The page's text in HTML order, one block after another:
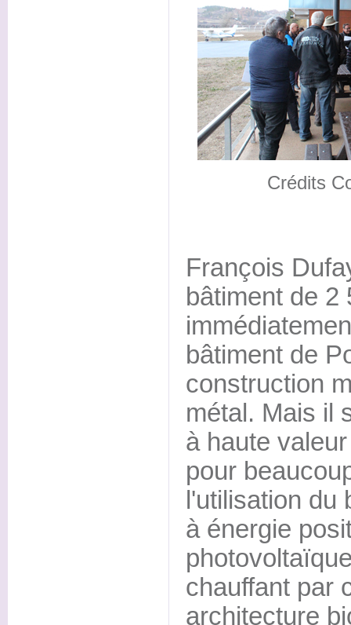
Crédits
François
bâtiment de 2
bâtiment de
construction
métal. Mais il
à haute
pour
l'utilisation du
à énergie
chauffant par
architecture